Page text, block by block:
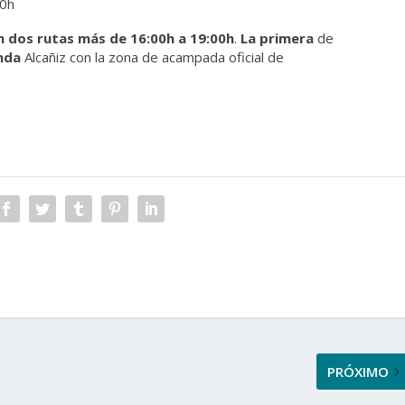
rutas más de 16:00h a 19:00h. La primera de
Alcañiz con la zona de acampada oficial de
PRÓXIMO